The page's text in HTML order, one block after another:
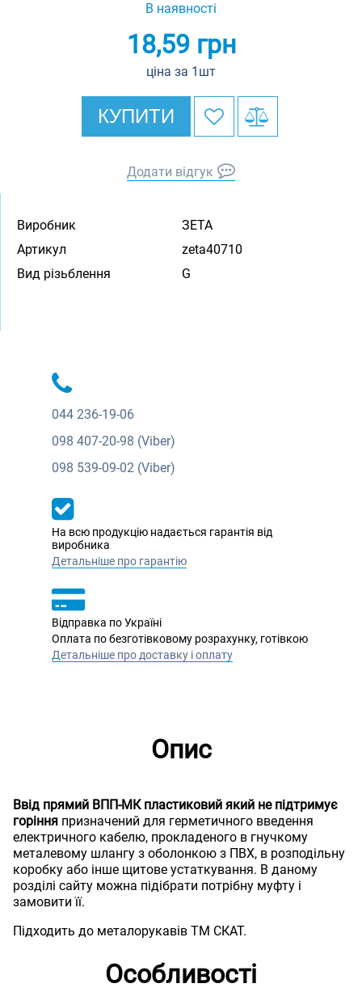
В наявності
18,59грн
ціна за 1шт
КУПИТИ
Додати відгук
Виробник
ЗЕТА
Артикул
zeta40710
Вид різьблення
G
044 236-19-06
098 407-20-98 (Viber)
098 539-09-02 (Viber)
На всю продукцію надається гарантія від
виробника
Детальніше про гарантію
Відправка по Україні
Оплата по безготівковому розрахунку, готівкою
Детальніше про доставку і оплату
Опис
Ввід прямий ВПП-МК пластиковий який не підтримує
горіння призначений для герметичного введення
електричного кабелю, прокладеного в гнучкому
металевому шлангу з оболонкою з ПВХ, в розподільну
коробку або інше щитове устаткування. В даному
розділі сайту можна підібрати потрібну муфту і
замовити її.
Підходить до металорукавів ТМ СКАТ.
Особливості